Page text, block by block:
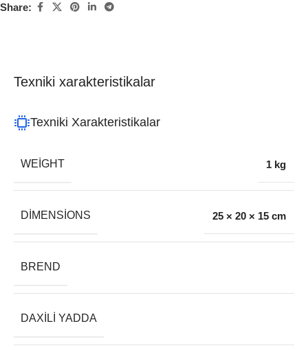
Share:
Texniki xarakteristikalar
Texniki Xarakteristikalar
WEIGHT 1 kg
DIMENSIONS 25 × 20 × 15 cm
BREND
DAXILI YADDA